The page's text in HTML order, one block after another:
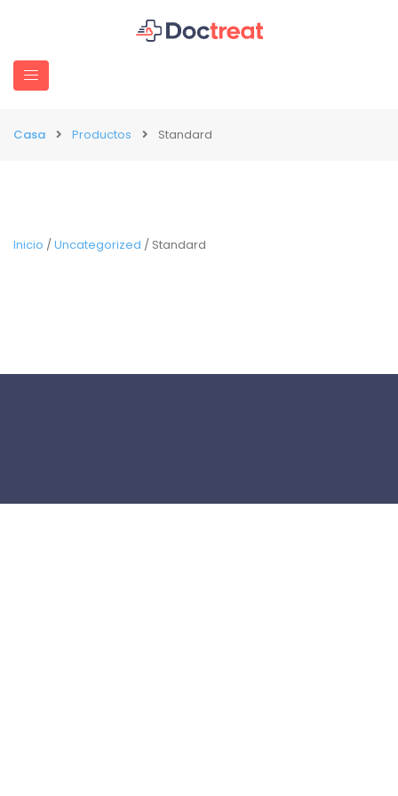
Casa Productos Standard
Inicio /Uncategorized / Standard